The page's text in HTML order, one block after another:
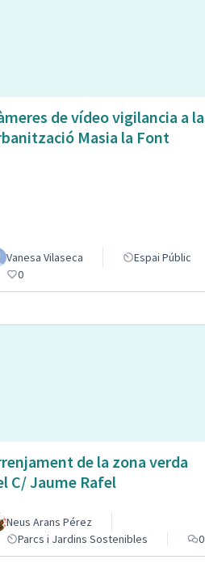
de vídeo vigilancia a la
Masia la Font
Vanesa Vilaseca Espai Públic
0
de la zona verda
C/ Jaume Rafel
Neus Arans Pérez
Parcs i Jardins Sostenibles
0